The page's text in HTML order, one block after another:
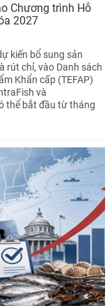
Chương trình Hỗ
2027
kiến bổ sung sản
rút chỉ, vào Danh sách
Khẩn cấp (TEFAP)
và
thể bắt đầu từ tháng